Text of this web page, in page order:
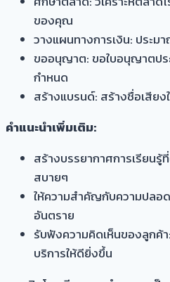
ของคุณ
วางแผนทางการเงิน: ประม
ขออนุญาต: ขอใบอนุญาตป
กำหนด
สร้างแบรนด์: สร้างชื่อเสีย
คำแนะนำเพิ่มเติม:
สร้างบรรยากาศการเรียนรู้
สบายๆ
ให้ความสำคัญกับความปล
อันตราย
รับฟังความคิดเห็นของลูกค้
บริการให้ดียิ่งขึ้น